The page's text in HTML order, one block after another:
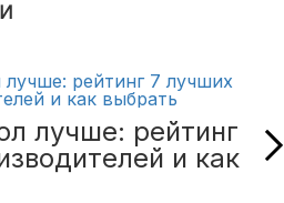
лучше: рейтинг
и как